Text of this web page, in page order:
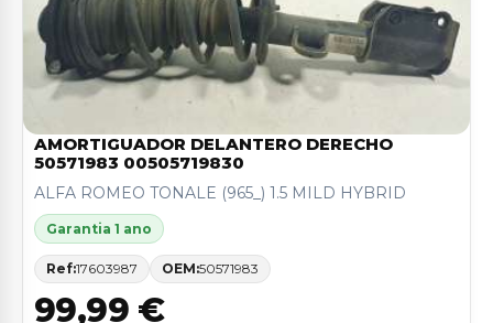
AMORTIGUADOR DELANTERO DERECHO
50571983 00505719830
ALFA ROMEO TONALE (965_) 1.5 MILD HYBRID
Garantia 1 ano
Ref:17603987 OEM:50571983
99,99 €